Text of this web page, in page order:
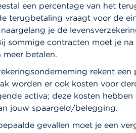
een percentage van het
terugbetaling vraagt voor de
je de
sommige contracten moet je
betalen.
rekent een
worden er ook kosten voor
activa; deze kosten
jouw spaargeld/belegging.
gevallen moet je een